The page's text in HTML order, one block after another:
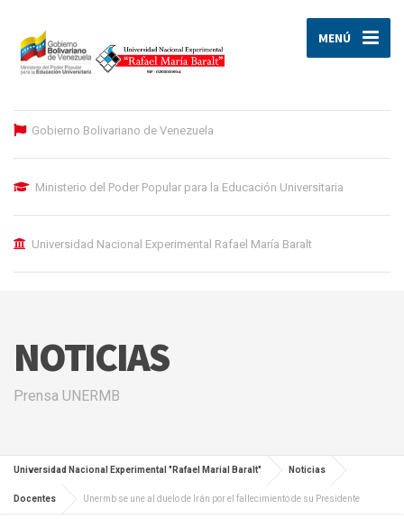
MENÚ
Gobierno Bolivariano de Venezuela
Ministerio del Poder Popular para la Educación Universitaria
Universidad Nacional Experimental Rafael María Baralt
NOTICIAS
Prensa UNERMB
Universidad Nacional Experimental "Rafael Marial Baralt" Noticias
Docentes Unermb se une al duelo de Irán por el fallecimiento de su Presidente